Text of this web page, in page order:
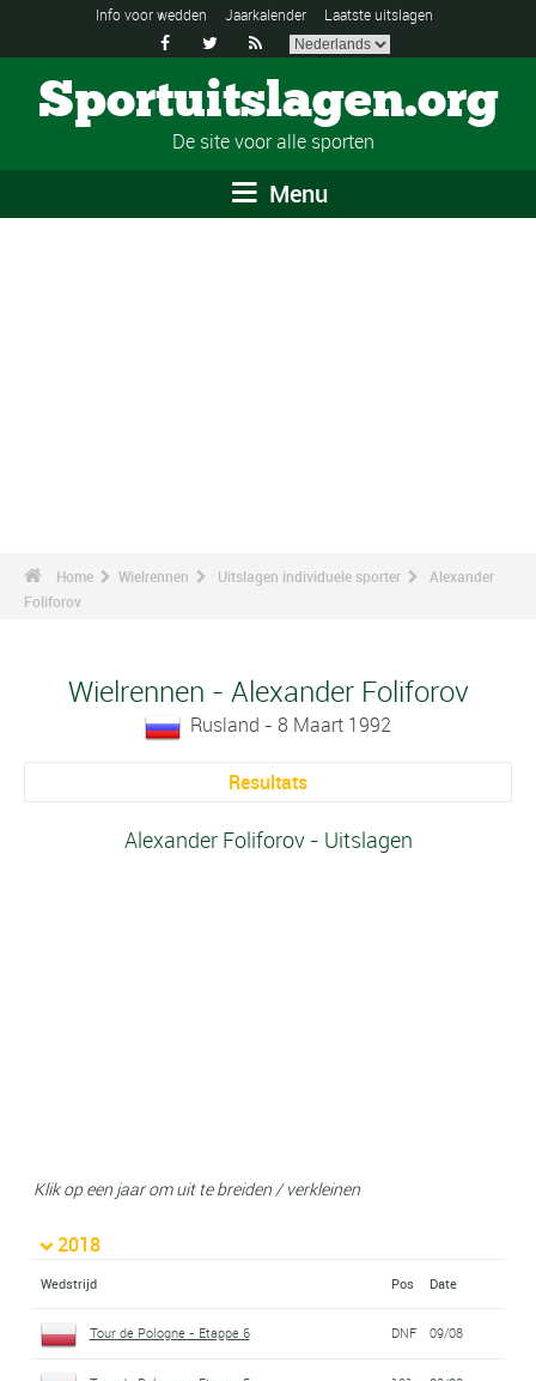
Info voor wedden Jaarkalender Laatste uitslagen
  
Sportuitslagen.org
De site voor alle sporten
Menu
Home Wielrennen Uitslagen individuele sporter
Alexander
Foliforov
Wielrennen - Alexander Foliforov
Rusland - 8 Maart 1992
Resultats
Alexander Foliforov - Uitslagen
Klik op een jaar om uit te breiden / verkleinen
2018
Wedstrijd Pos Date
Tour de Pologne - Etappe 6 DNF 09/08